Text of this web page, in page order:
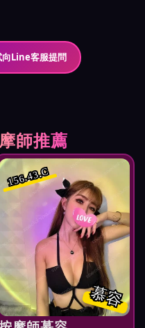
Line客服提問
師推薦
慕容
156.43.C